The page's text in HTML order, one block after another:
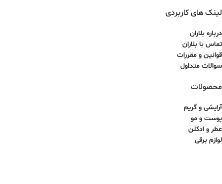
لینک های کاربردی
درباره بلاران
تماس با بلاران
قوانین و مقررات
سوالات متداول
محصولات
آرایشی و گریم
پوست و مو
عطر و ادکلن
لوازم برقی